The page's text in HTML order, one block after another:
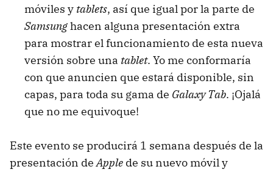
móviles y tablets, así que igual por la parte de
Samsunghacen alguna presentación extra
para mostrar el funcionamiento de esta nueva
versión sobre una tablet. Yo me conformaría
con que anuncien que estará disponible, sin
capas, para toda su gama de Galaxy Tab. ¡Ojalá
que no me equivoque!
Este evento se producirá 1 semana después de la
presentación deApple de su nuevo móvil y